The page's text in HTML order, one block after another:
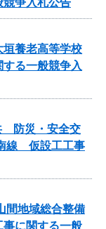
垣養老高等学校
る一般競争入
防災・安全交
線 仮設工工事
間地域総合整備
に関する一般